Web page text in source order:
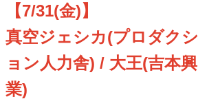
【7/31(金)】
真空ジェシカ(プロダクシ
ョン人力舎) / 大王(吉本興
業)